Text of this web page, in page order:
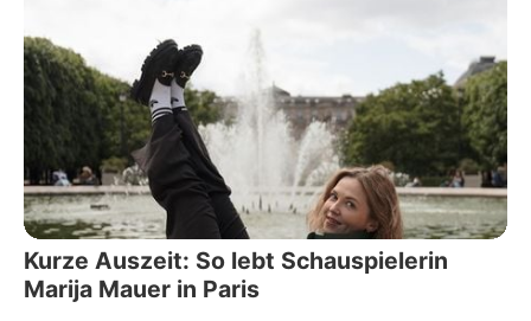
Kurze Auszeit: So lebt Schauspielerin
Marija Mauer in Paris